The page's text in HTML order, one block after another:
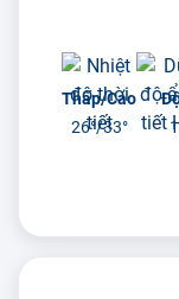
Thấp/Cao
26°/33°